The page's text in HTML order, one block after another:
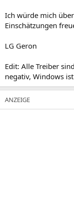
Ich würde mich
Einschätzungen
LG Geron
Edit: Alle Treiber
negativ, Windows